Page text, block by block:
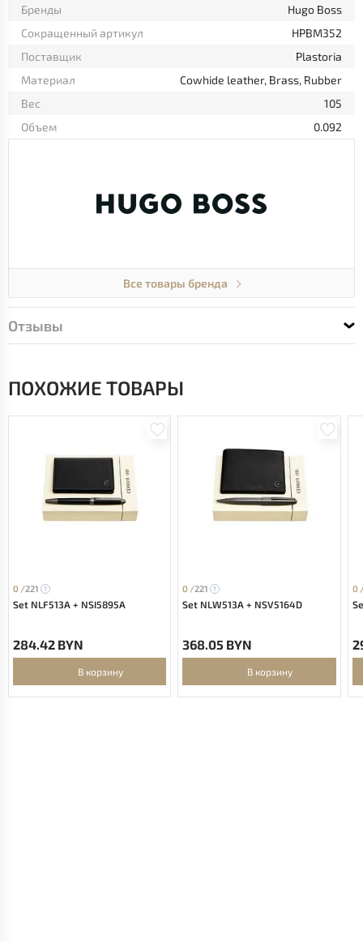
Бренды
Hugo Boss
Сокращенный артикул
HPBM352
Поставщик
Plastoria
Материал
Cowhide leather, Brass, Rubber
Вес
105
Объем
0.092
Все товары бренда
Отзывы
ПОХОЖИЕ ТОВАРЫ
0 /221
Set NLF513A + NSI5895A
284.42 BYN
В корзину
0 /221
Set NLW513A + NSV5164D
368.05 BYN
В корзину
0